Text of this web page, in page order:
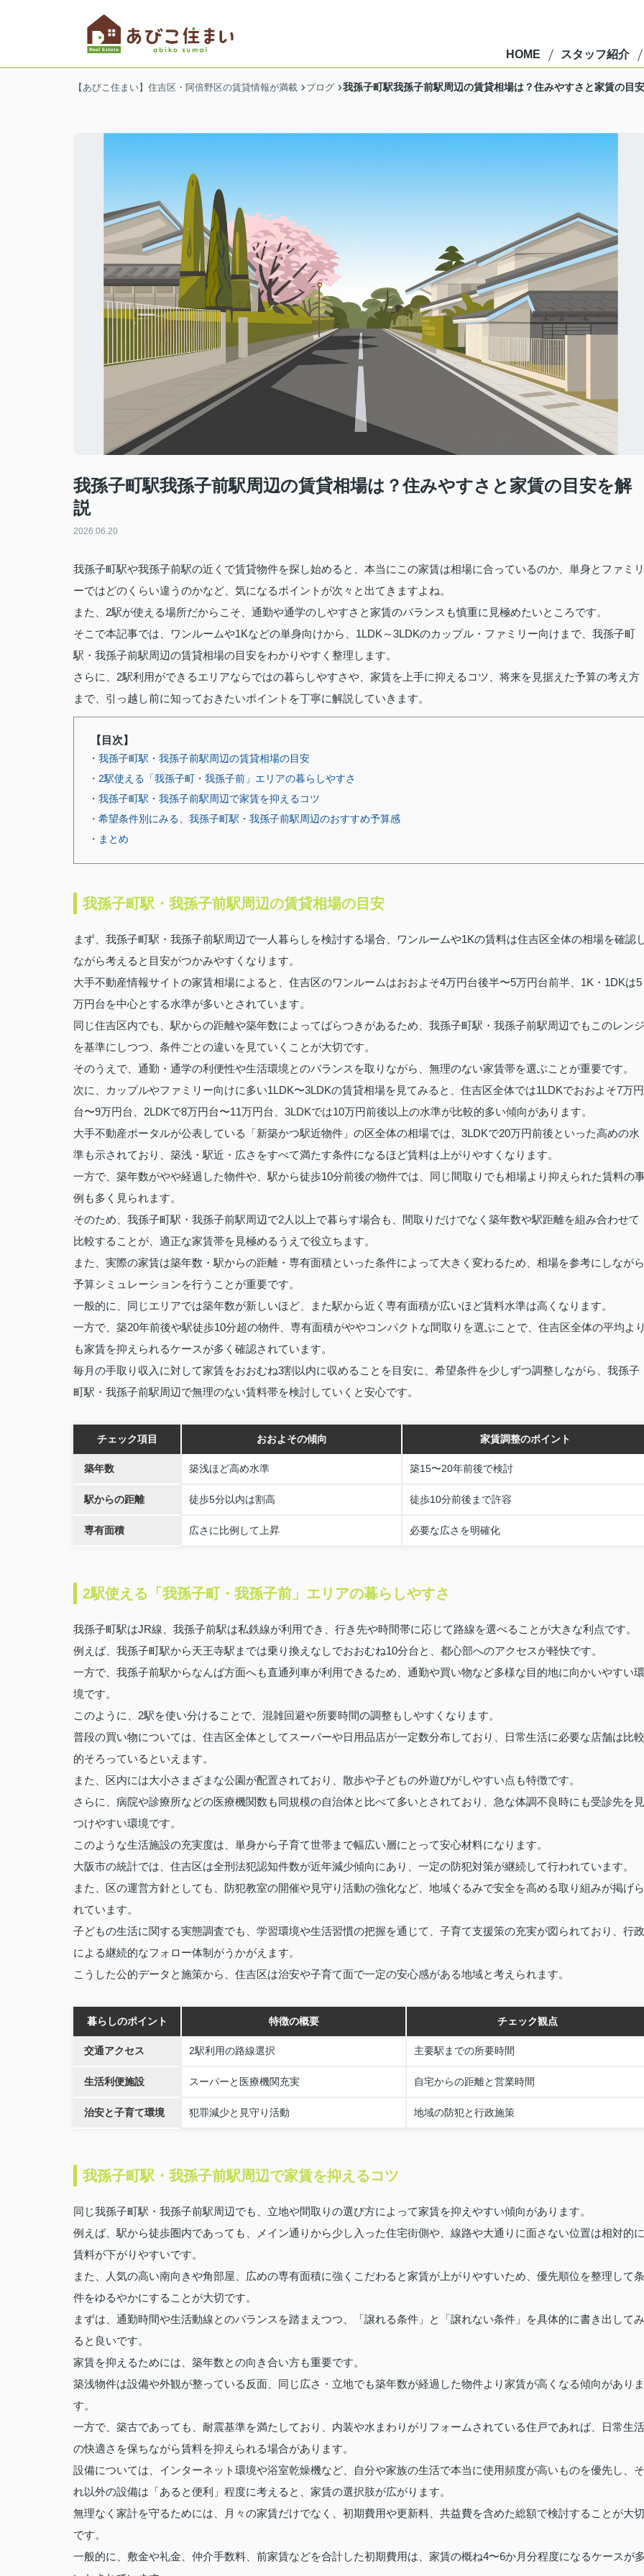
HOME スタッフ紹介
【あびこ住まい】住吉区・阿倍野区の賃貸情報が満載 ブログ 我孫子町駅我孫子前駅周辺の賃貸相場は？住みやすさと家賃の目
我孫子町駅我孫子前駅周辺の賃貸相場は？住みやすさと家賃の目安を解
説
2026.06.20
我孫子町駅や我孫子前駅の近くで賃貸物件を探し始めると、本当にこの家賃は相場に合っているのか、単身とファミリ
ーではどのくらい違うのかなど、気になるポイントが次々と出てきますよね。
また、2駅が使える場所だからこそ、通勤や通学のしやすさと家賃のバランスも慎重に見極めたいところです。
そこで本記事では、ワンルームや1Kなどの単身向けから、1LDK～3LDKのカップル・ファミリー向けまで、我孫子町
駅・我孫子前駅周辺の賃貸相場の目安をわかりやすく整理します。
さらに、2駅利用ができるエリアならではの暮らしやすさや、家賃を上手に抑えるコツ、将来を見据えた予算の考え方
まで、引っ越し前に知っておきたいポイントを丁寧に解説していきます。
【目次】
・我孫子町駅・我孫子前駅周辺の賃貸相場の目安
・2駅使える「我孫子町・我孫子前」エリアの暮らしやすさ
・我孫子町駅・我孫子前駅周辺で家賃を抑えるコツ
・希望条件別にみる、我孫子町駅・我孫子前駅周辺のおすすめ予算感
・まとめ
我孫子町駅・我孫子前駅周辺の賃貸相場の目安
まず、我孫子町駅・我孫子前駅周辺で一人暮らしを検討する場合、ワンルームや1Kの賃料は住吉区全体の相場を確認
ながら考えると目安がつかみやすくなります。
大手不動産情報サイトの家賃相場によると、住吉区のワンルームはおおよそ4万円台後半〜5万円台前半、1K・1DKは5
万円台を中心とする水準が多いとされています。
同じ住吉区内でも、駅からの距離や築年数によってばらつきがあるため、我孫子町駅・我孫子前駅周辺でもこのレンジ
を基準にしつつ、条件ごとの違いを見ていくことが大切です。
そのうえで、通勤・通学の利便性や生活環境とのバランスを取りながら、無理のない家賃帯を選ぶことが重要です。
次に、カップルやファミリー向けに多い1LDK〜3LDKの賃貸相場を見てみると、住吉区全体では1LDKでおおよそ7万円
台〜9万円台、2LDKで8万円台〜11万円台、3LDKでは10万円前後以上の水準が比較的多い傾向があります。
大手不動産ポータルが公表している「新築かつ駅近物件」の区全体の相場では、3LDKで20万円前後といった高めの水
準も示されており、築浅・駅近・広さをすべて満たす条件になるほど賃料は上がりやすくなります。
一方で、築年数がやや経過した物件や、駅から徒歩10分前後の物件では、同じ間取りでも相場より抑えられた賃料の
例も多く見られます。
そのため、我孫子町駅・我孫子前駅周辺で2人以上で暮らす場合も、間取りだけでなく築年数や駅距離を組み合わせて
比較することが、適正な家賃帯を見極めるうえで役立ちます。
また、実際の家賃は築年数・駅からの距離・専有面積といった条件によって大きく変わるため、相場を参考にしながら
予算シミュレーションを行うことが重要です。
一般的に、同じエリアでは築年数が新しいほど、また駅から近く専有面積が広いほど賃料水準は高くなります。
一方で、築20年前後や駅徒歩10分超の物件、専有面積がややコンパクトな間取りを選ぶことで、住吉区全体の平均よ
も家賃を抑えられるケースが多く確認されています。
毎月の手取り収入に対して家賃をおおむね3割以内に収めることを目安に、希望条件を少しずつ調整しながら、我孫子
町駅・我孫子前駅周辺で無理のない賃料帯を検討していくと安心です。
チェック項目 おおよその傾向 家賃調整のポイント
築年数 築浅ほど高め水準 築15〜20年前後で検討
駅からの距離 徒歩5分以内は割高 徒歩10分前後まで許容
専有面積 広さに比例して上昇 必要な広さを明確化
2駅使える「我孫子町・我孫子前」エリアの暮らしやすさ
我孫子町駅はJR線、我孫子前駅は私鉄線が利用でき、行き先や時間帯に応じて路線を選べることが大きな利点です。
例えば、我孫子町駅から天王寺駅までは乗り換えなしでおおむね10分台と、都心部へのアクセスが軽快です。
一方で、我孫子前駅からなんば方面へも直通列車が利用できるため、通勤や買い物など多様な目的地に向かいやすい環
境です。
このように、2駅を使い分けることで、混雑回避や所要時間の調整もしやすくなります。
普段の買い物については、住吉区全体としてスーパーや日用品店が一定数分布しており、日常生活に必要な店舗は比較
的そろっているといえます。
また、区内には大小さまざまな公園が配置されており、散歩や子どもの外遊びがしやすい点も特徴です。
さらに、病院や診療所などの医療機関数も同規模の自治体と比べて多いとされており、急な体調不良時にも受診先を見
つけやすい環境です。
このような生活施設の充実度は、単身から子育て世帯まで幅広い層にとって安心材料になります。
大阪市の統計では、住吉区は全刑法犯認知件数が近年減少傾向にあり、一定の防犯対策が継続して行われています。
また、区の運営方針としても、防犯教室の開催や見守り活動の強化など、地域ぐるみで安全を高める取り組みが掲げら
れています。
子どもの生活に関する実態調査でも、学習環境や生活習慣の把握を通じて、子育て支援策の充実が図られており、行政
による継続的なフォロー体制がうかがえます。
こうした公的データと施策から、住吉区は治安や子育て面で一定の安心感がある地域と考えられます。
暮らしのポイント 特徴の概要 チェック観点
交通アクセス 2駅利用の路線選択 主要駅までの所要時間
生活利便施設 スーパーと医療機関充実 自宅からの距離と営業時間
治安と子育て環境 犯罪減少と見守り活動 地域の防犯と行政施策
我孫子町駅・我孫子前駅周辺で家賃を抑えるコツ
同じ我孫子町駅・我孫子前駅周辺でも、立地や間取りの選び方によって家賃を抑えやすい傾向があります。
例えば、駅から徒歩圏内であっても、メイン通りから少し入った住宅街側や、線路や大通りに面さない位置は相対的に
賃料が下がりやすいです。
また、人気の高い南向きや角部屋、広めの専有面積に強くこだわると家賃が上がりやすいため、優先順位を整理して条
件をゆるやかにすることが大切です。
まずは、通勤時間や生活動線とのバランスを踏まえつつ、「譲れる条件」と「譲れない条件」を具体的に書き出してみ
ると良いです。
家賃を抑えるためには、築年数との向き合い方も重要です。
築浅物件は設備や外観が整っている反面、同じ広さ・立地でも築年数が経過した物件より家賃が高くなる傾向がありま
す。
一方で、築古であっても、耐震基準を満たしており、内装や水まわりがリフォームされている住戸であれば、日常生活
の快適さを保ちながら賃料を抑えられる場合があります。
設備については、インターネット環境や浴室乾燥機など、自分や家族の生活で本当に使用頻度が高いものを優先し、そ
れ以外の設備は「あると便利」程度に考えると、家賃の選択肢が広がります。
無理なく家計を守るためには、月々の家賃だけでなく、初期費用や更新料、共益費を含めた総額で検討することが大切
です。
一般的に、敷金や礼金、仲介手数料、前家賃などを合計した初期費用は、家賃の概ね4〜6か月分程度になるケースが